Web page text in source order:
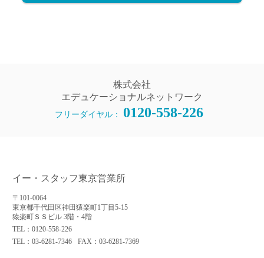
株式会社
エデュケーショナルネットワーク
フリーダイヤル： 0120-558-226
イー・スタッフ東京営業所
〒101-0064
東京都千代田区神田猿楽町1丁目5-15
猿楽町ＳＳビル 3階・4階
TEL：0120-558-226
TEL：03-6281-7346
FAX：03-6281-7369